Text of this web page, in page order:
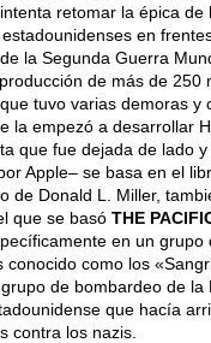
intenta retomar la épica de
en
la Segunda Guerra
de más de 250
tuvo varias demoras y
la empezó a desarrollar
que fue dejada de lado
Apple– se basa en el
de Donald L. Miller,
que se basó THE
en un grupo
conocido como los
de bombardeo de la
que hacía
contra los nazis.